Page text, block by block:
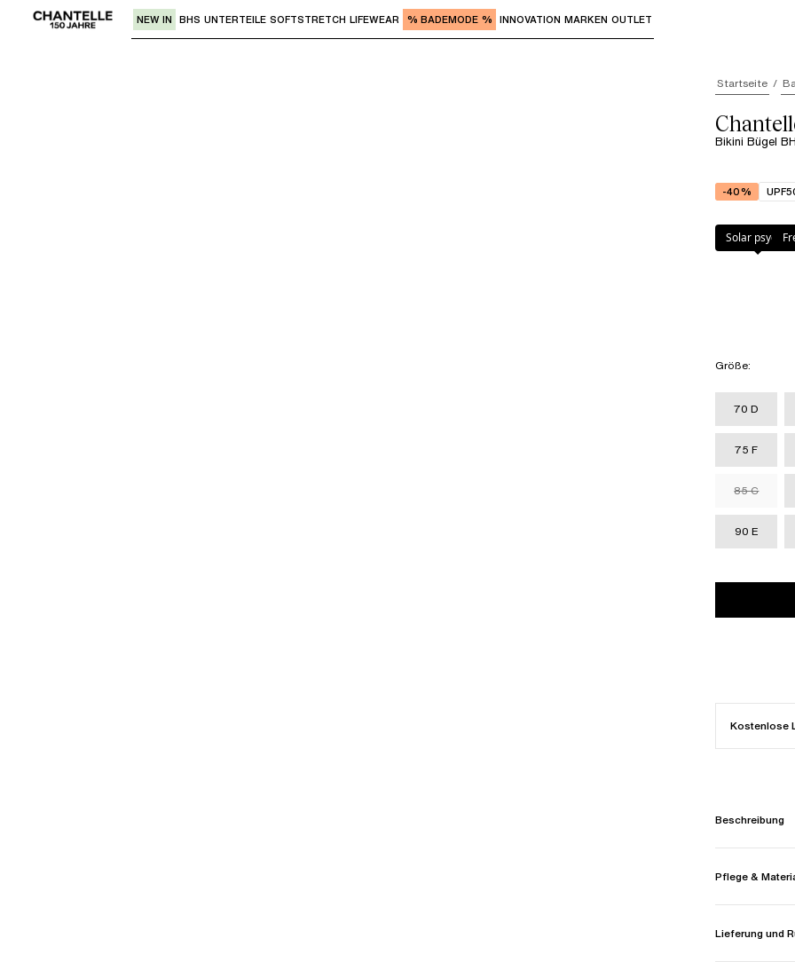
Verwende den "Pfeil nach unten" oder "Eingabe" zum Aufrufen der Untermenüs und "Pfeil nach
NEW IN BHS UNTERTEILE SOFTSTRETCH LIFEWEAR % BADEMODE % INNOVATION MARKEN OUTLET
Startseite
Bikini Bügel
-40%
Farbe: Fresh
Solar psyche
Größe:
70 D
75 F
85 C
90 E
Kostenlose
Beschreibung
Pflege &
Lieferung und